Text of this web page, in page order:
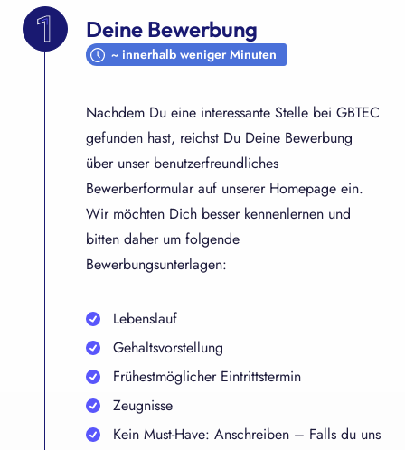
Deine Bewerbung
~ innerhalb weniger Minuten
Nachdem Du eine interessante Stelle bei GBTEC
gefunden hast, reichst Du Deine Bewerbung
über unser benutzerfreundliches
Bewerberformular auf unserer Homepage ein.
Wir möchten Dich besser kennenlernen und
bitten daher um folgende
Bewerbungsunterlagen:
Lebenslauf
Gehaltsvorstellung
Frühestmöglicher Eintrittstermin
Zeugnisse
Kein Must-Have: Anschreiben – Falls du uns